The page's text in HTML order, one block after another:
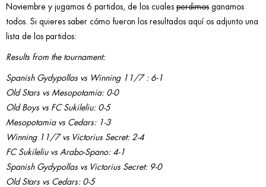
Noviembre y jugamos 6 partidos, de los cuales perdimos ganamos
todos. Si quieres saber cómo fueron los resultados aquí os adjunto una
lista de los partidos:
Results from the tournament:
Spanish Gydypollas vs Winning 11/7 : 6-1
Old Stars vs Mesopotamia: 0-0
Old Boys vs FC Sukileliu: 0-5
Mesopotamia vs Cedars: 1-3
Winning 11/7 vs Victorius Secret: 2-4
FC Sukileliu vs Arabo-Spano: 4-1
Spanish Gydypollas vs Victorius Secret: 9-0
Old Stars vs Cedars: 0-5